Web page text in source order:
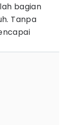
bagian
Tanpa